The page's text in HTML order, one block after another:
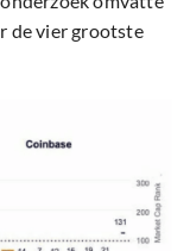
de vier grootste